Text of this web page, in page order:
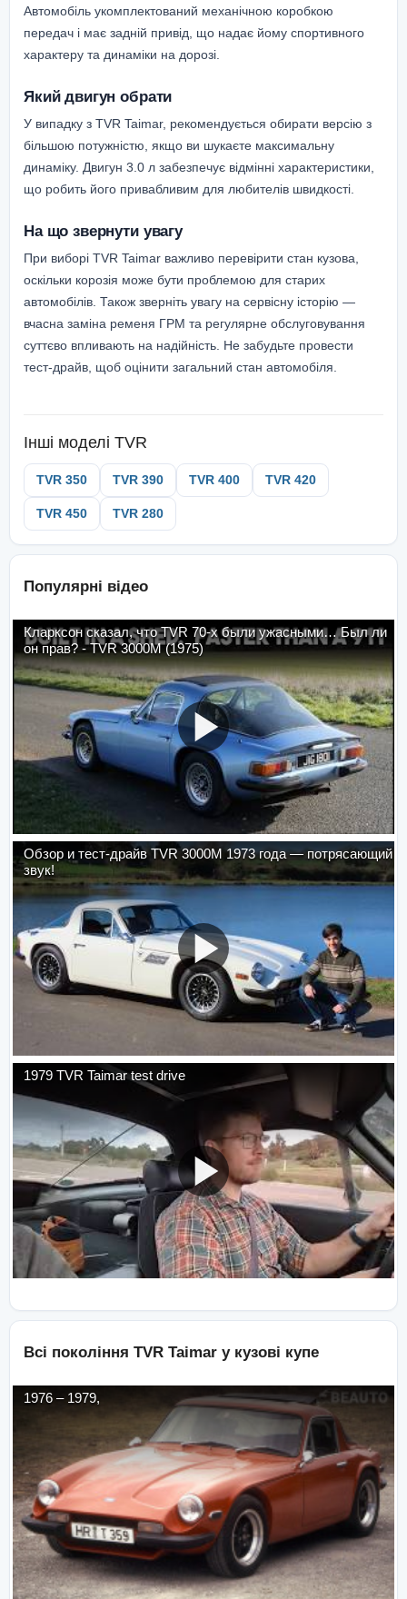
Автомобіль укомплектований механічною коробкою
передач і має задній привід, що надає йому спортивного
характеру та динаміки на дорозі.
Який двигун обрати
У випадку з TVR Taimar, рекомендується обирати версію з
більшою потужністю, якщо ви шукаєте максимальну
динаміку. Двигун 3.0 л забезпечує відмінні характеристики,
що робить його привабливим для любителів швидкості.
На що звернути увагу
При виборі TVR Taimar важливо перевірити стан кузова,
оскільки корозія може бути проблемою для старих
автомобілів. Також зверніть увагу на сервісну історію —
вчасна заміна ременя ГРМ та регулярне обслуговування
суттєво впливають на надійність. Не забудьте провести
тест-драйв, щоб оцінити загальний стан автомобіля.
Інші моделі TVR
TVR 350 TVR 390 TVR 400 TVR 420
TVR 450 TVR 280
Популярні відео
Кларксон сказал, что TVR 70-х были ужасными… Был ли
он прав? - TVR 3000M (1975)
Обзор и тест-драйв TVR 3000M 1973 года — потрясающий
звук!
1979 TVR Taimar test drive
Всі покоління TVR Taimar у кузові купе
1976 – 1979,